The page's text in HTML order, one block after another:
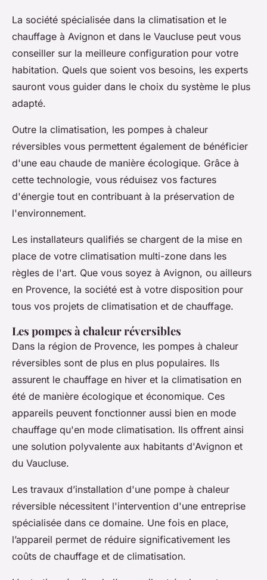
La société spécialisée dans la climatisation et le
chauffage à Avignon et dans le Vaucluse peut vous
conseiller sur la meilleure configuration pour votre
habitation. Quels que soient vos besoins, les experts
sauront vous guider dans le choix du système le plus
adapté.
Outre la climatisation, les pompes à chaleur
réversibles vous permettent également de bénéficier
d'une eau chaude de manière écologique. Grâce à
cette technologie, vous réduisez vos factures
d'énergie tout en contribuant à la préservation de
l'environnement.
Les installateurs qualifiés se chargent de la mise en
place de votre climatisation multi-zone dans les
règles de l'art. Que vous soyez à Avignon, ou ailleurs
en Provence, la société est à votre disposition pour
tous vos projets de climatisation et de chauffage.
Les pompes à chaleur réversibles
Dans la région de Provence, les pompes à chaleur
réversibles sont de plus en plus populaires. Ils
assurent le chauffage en hiver et la climatisation en
été de manière écologique et économique. Ces
appareils peuvent fonctionner aussi bien en mode
chauffage qu'en mode climatisation. Ils offrent ainsi
une solution polyvalente aux habitants d'Avignon et
du Vaucluse.
Les travaux d’installation d'une pompe à chaleur
réversible nécessitent l'intervention d'une entreprise
spécialisée dans ce domaine. Une fois en place,
l’appareil permet de réduire significativement les
coûts de chauffage et de climatisation.